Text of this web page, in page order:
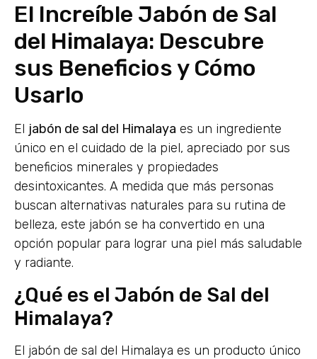
El Increíble Jabón de Sal
del Himalaya: Descubre
sus Beneficios y Cómo
Usarlo
El jabón de sal del Himalaya es un ingrediente
único en el cuidado de la piel, apreciado por sus
beneficios minerales y propiedades
desintoxicantes. A medida que más personas
buscan alternativas naturales para su rutina de
belleza, este jabón se ha convertido en una
opción popular para lograr una piel más saludable
y radiante.
¿Qué es el Jabón de Sal del
Himalaya?
El jabón de sal del Himalaya es un producto único